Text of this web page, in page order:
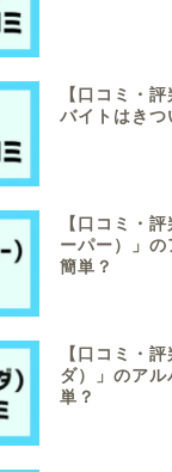
【口コミ・
バイトはきつ
【口コミ・
ーパー）」の
簡単？
【口コミ・
ダ）」のア
単？